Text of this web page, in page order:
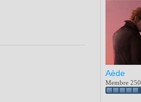
Aède
Membre 250